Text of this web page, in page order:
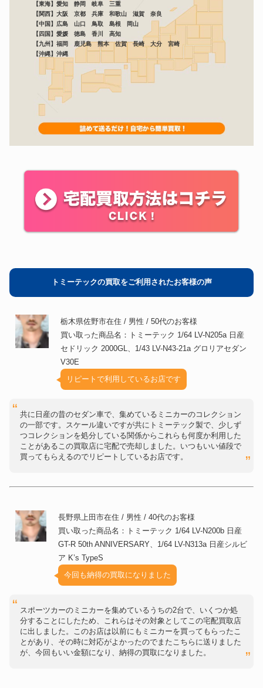
【東海】愛知 静岡 岐阜 三重
【関西】大阪 京都 兵庫 和歌山 滋賀 奈良
【中国】広島 山口 鳥取 島根 岡山
【四国】愛媛 徳島 香川 高知
【九州】福岡 鹿児島 熊本 佐賀 長崎 大分 宮崎
【沖縄】沖縄
トミーテックの買取をご利用されたお客様の声
栃木県佐野市在住 / 男性 / 50代のお客様
買い取った商品名：トミーテック 1/64 LV-N205a 日産
セドリック 2000GL、1/43 LV-N43-21a グロリアセダン
V30E
リピートで利用しているお店です
共に日産の昔のセダン車で、集めているミニカーのコレクション
の一部です。スケール違いですが共にトミーテック製で、少しず
つコレクションを処分している関係からこれらも何度か利用した
ことがあるこの買取店に宅配で売却しました。いつもいい値段で
買ってもらえるのでリピートしているお店です。
長野県上田市在住 / 男性 / 40代のお客様
買い取った商品名：トミーテック 1/64 LV-N200b 日産
GT-R 50th ANNIVERSARY、1/64 LV-N313a 日産シルビ
ア K’s TypeS
今回も納得の買取になりました
スポーツカーのミニカーを集めているうちの2台で、いくつか処
分することにしたため、これらはその対象としてこの宅配買取店
に出しました。このお店は以前にもミニカーを買ってもらったこ
とがあり、その時に対応がよかったのでまたこちらに送りました
が、今回もいい金額になり、納得の買取になりました。